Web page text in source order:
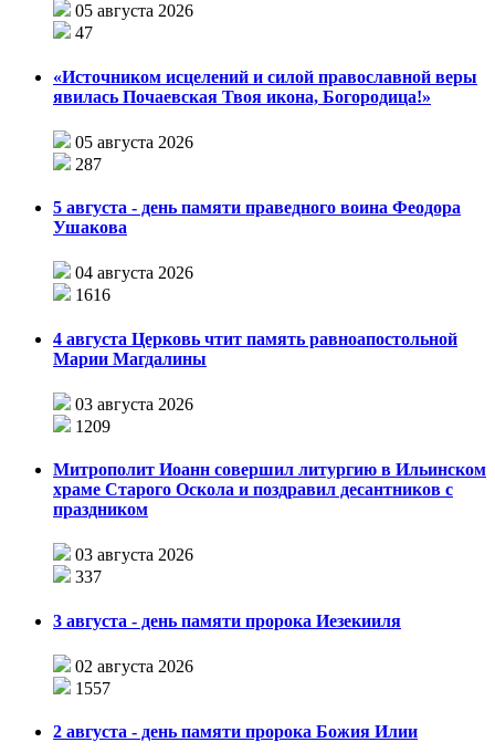
05 августа 2026
47
«Источником исцелений и силой православной веры
явилась Почаевская Твоя икона, Богородица!»
05 августа 2026
287
5 августа - день памяти праведного воина Феодора
Ушакова
04 августа 2026
1616
4 августа Церковь чтит память равноапостольной
Марии Магдалины
03 августа 2026
1209
Митрополит Иоанн совершил литургию в Ильинском
храме Старого Оскола и поздравил десантников с
праздником
03 августа 2026
337
3 августа - день памяти пророка Иезекииля
02 августа 2026
1557
2 августа - день памяти пророка Божия Илии